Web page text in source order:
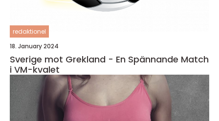
redaktionel
18. January 2024
Sverige mot Grekland - En Spännande Match
i VM-kvalet